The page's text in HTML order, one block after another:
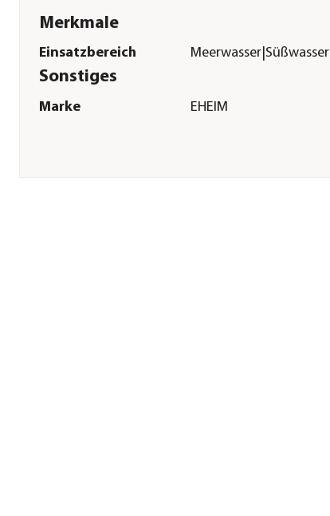
Merkmale
Einsatzbereich Meerwasser|Süßwasser
Sonstiges
Marke EHEIM